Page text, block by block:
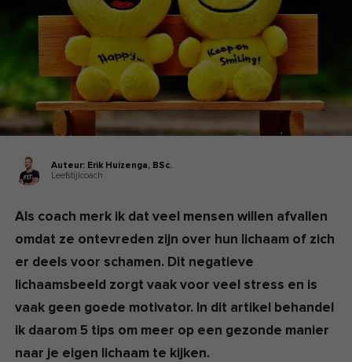
Auteur: Erik Huizenga, BSc.
Leefstijlcoach
Als coach merk ik dat veel mensen willen afvallen
omdat ze ontevreden zijn over hun lichaam of zich
er deels voor schamen. Dit negatieve
lichaamsbeeld zorgt vaak voor veel stress en is
vaak geen goede motivator. In dit artikel behandel
ik daarom 5 tips om meer op een gezonde manier
naar je eigen lichaam te kijken.